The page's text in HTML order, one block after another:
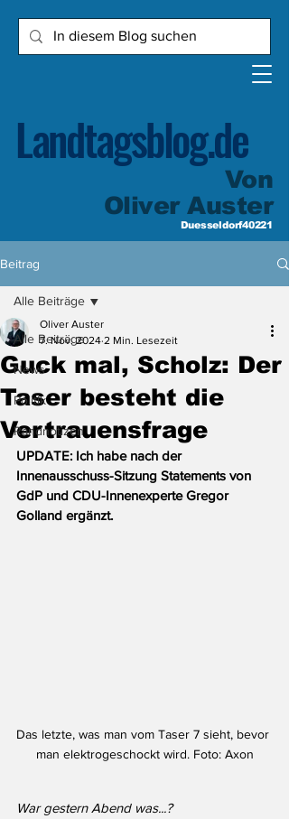
Landtagsblog.de
Von
Oliver Auster
Duesseldorf40221
Beitrag
Alle Beiträge
News
Politik
Randnotizen
Alle Beiträge
Guck mal, Scholz: Der
Taser besteht die
Vertrauensfrage
Oliver Auster
7. Nov. 2024 2 Min. Lesezeit
UPDATE: Ich habe nach der
Innenausschuss-Sitzung Statements von
GdP und CDU-Innenexperte Gregor
Golland ergänzt.
Das letzte, was man vom Taser 7 sieht, bevor
man elektrogeschockt wird. Foto: Axon
War gestern Abend was...?